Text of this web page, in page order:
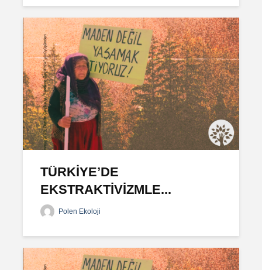
TÜRKİYE’DE
EKSTRAKTİVİZMLE...
Polen Ekoloji